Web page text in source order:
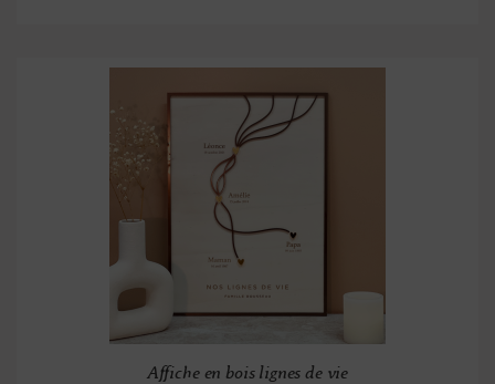
Affiche en bois lignes de vie